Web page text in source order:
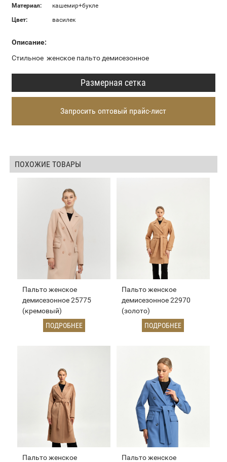
Материал:
кашемир+букле
Цвет:
василек
Описание:
Стильное женское пальто демисезонное
Размерная сетка
Запросить оптовый прайс-лист
ПОХОЖИЕ ТОВАРЫ
Пальто женское
демисезонное 25775
(кремовый)
ПОДРОБНЕЕ
Пальто женское
демисезонное 22970
(золото)
ПОДРОБНЕЕ
Пальто женское
Пальто женское